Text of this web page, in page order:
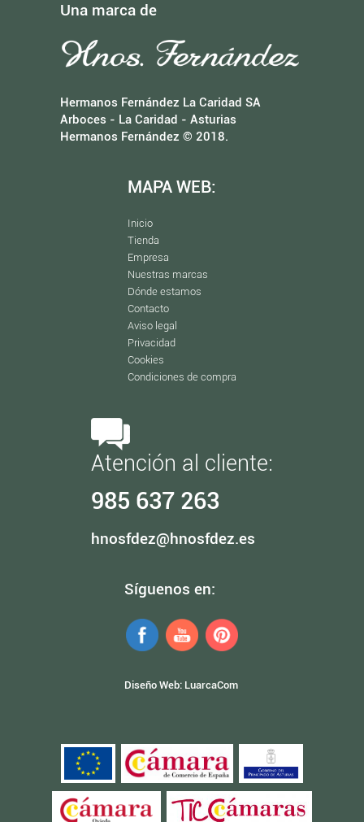
Una marca de
Hermanos Fernández La Caridad SA
Arboces - La Caridad - Asturias
Hermanos Fernández © 2018.
MAPA WEB:
Inicio
Tienda
Empresa
Nuestras marcas
Dónde estamos
Contacto
Aviso legal
Privacidad
Cookies
Condiciones de compra
Atención al cliente:
985 637 263
hnosfdez@hnosfdez.es
Síguenos en:
Diseño Web: LuarcaCom